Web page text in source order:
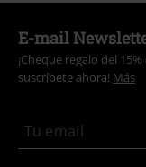
E-mail
¡Cheque regalo del
suscríbete ahora! Más